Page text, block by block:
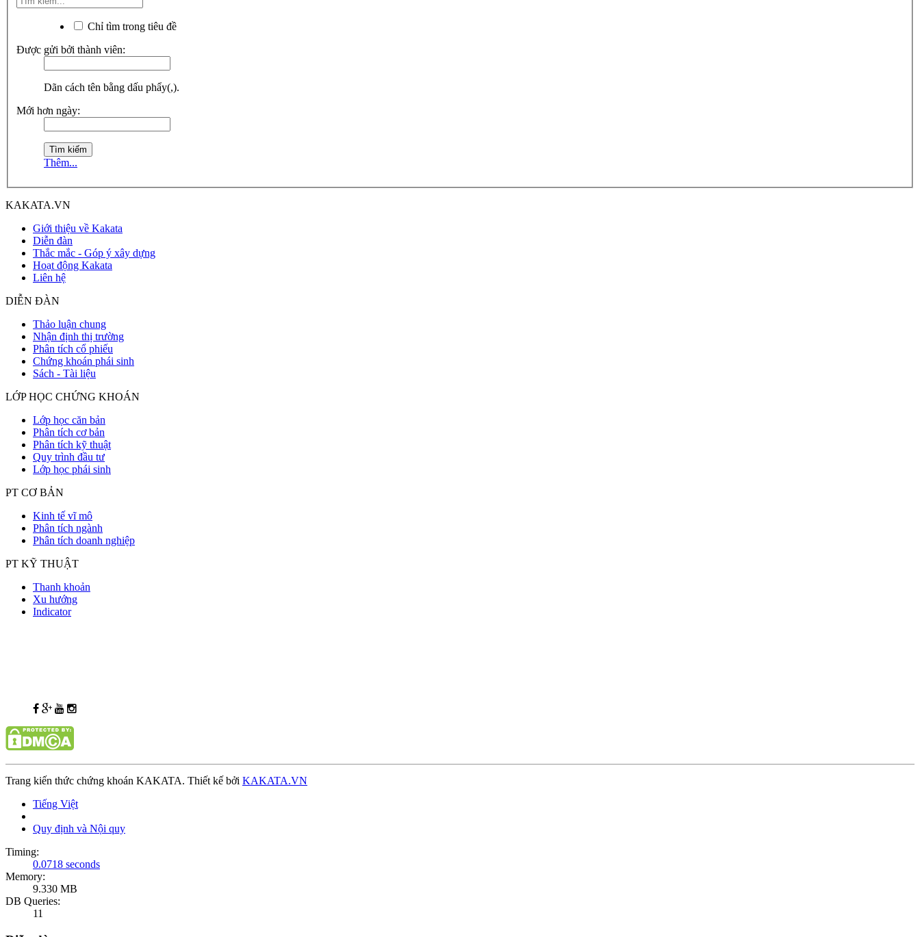
Chỉ tìm trong tiêu đề
Được gửi bởi thành viên:
Dãn cách tên bằng dấu phẩy(,).
Mới hơn ngày:
Thêm...
KAKATA.VN
Giới thiệu về Kakata
Diễn đàn
Thắc mắc - Góp ý xây dựng
Hoạt động Kakata
Liên hệ
DIỄN ĐÀN
Thảo luận chung
Nhận định thị trường
Phân tích cổ phiếu
Chứng khoán phái sinh
Sách - Tài liệu
LỚP HỌC CHỨNG KHOÁN
Lớp học căn bản
Phân tích cơ bản
Phân tích kỹ thuật
Quy trình đầu tư
Lớp học phái sinh
PT CƠ BẢN
Kinh tế vĩ mô
Phân tích ngành
Phân tích doanh nghiệp
PT KỸ THUẬT
Thanh khoản
Xu hướng
Indicator
Trang kiến thức chứng khoán KAKATA. Thiết kế bởi KAKATA.VN
Tiếng Việt
Quy định và Nội quy
Timing:
0.0718 seconds
Memory:
9.330 MB
DB Queries:
11